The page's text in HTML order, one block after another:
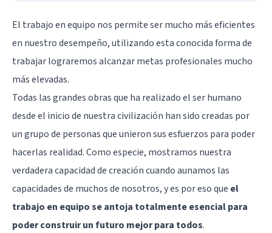
El trabajo en equipo nos permite ser mucho más eficientes
en nuestro desempeño, utilizando esta conocida forma de
trabajar lograremos alcanzar metas profesionales mucho
más elevadas.
Todas las grandes obras que ha realizado el ser humano
desde el inicio de nuestra civilización han sido creadas por
un grupo de personas que unieron sus esfuerzos para poder
hacerlas realidad. Como especie, mostramos nuestra
verdadera capacidad de creación cuando aunamos las
capacidades de muchos de nosotros, y es por eso que el
trabajo en equipo se antoja totalmente esencial para
poder construir un futuro mejor para todos.